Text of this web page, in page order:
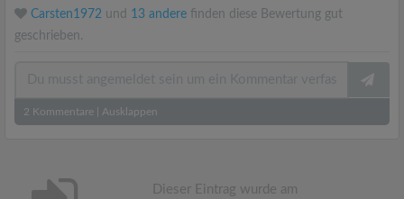
Carsten1972 und 13 andere finden diese Bewertung gut
geschrieben.
2 Kommentare Ausklappen
Dieser Eintrag wurde am